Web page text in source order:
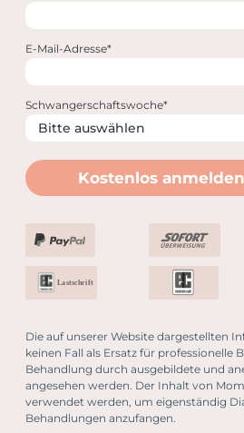
E-Mail-Adresse*
Schwangerschaftswoche*
Kostenlos anmelden
Lastschrift
Die auf unserer Website dargestellten
keinen Fall als Ersatz für professionelle
Behandlung durch ausgebildete und
angesehen werden. Der Inhalt von
verwendet werden, um eigenständig
Behandlungen anzufangen.